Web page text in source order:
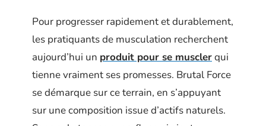
Pour progresser rapidement et durablement,
les pratiquants de musculation recherchent
aujourd’hui un produit pour se musclerqui
tienne vraiment ses promesses. Brutal Force
se démarque sur ce terrain, en s’appuyant
sur une composition issue d’actifs naturels.